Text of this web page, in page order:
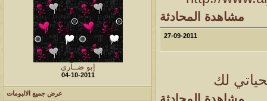
17
96117 آخر رد: ابن صلفيق
المشاهدات آخر مشاركة
آخر رد:الميآسية
مشاهدة المحادثة
27-09-2011
لك
إبو ضــآري
04-10-2011
عرض جميع الالبومات